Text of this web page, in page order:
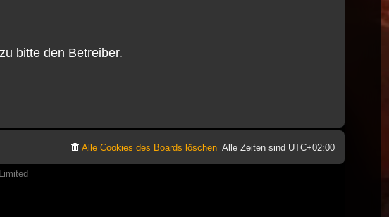
bitte den Betreiber.
Alle Zeiten sind UTC+02:00
Alle Cookies des Boards löschen